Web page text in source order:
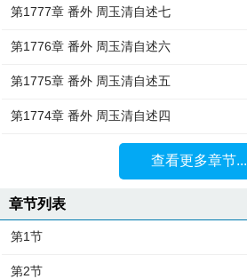
第1777章 番外 周玉清自述七
第1776章 番外 周玉清自述六
第1775章 番外 周玉清自述五
第1774章 番外 周玉清自述四
查看更多章节...
章节列表
第1节
第2节